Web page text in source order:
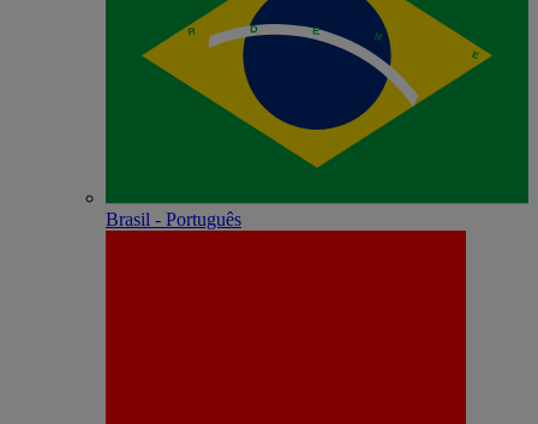
Brasil - Português